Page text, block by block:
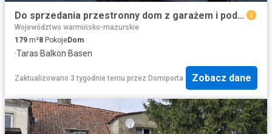
Do sprzedania przestronny dom z garażem i poddaszem dla rodziny
Województwo warmińsko-mazurskie
179 m²8 PokojeDom
·Taras·Balkon·Basen
Zaktualizowano 3 tygodnie temu przez Domiporta Zobacz dane